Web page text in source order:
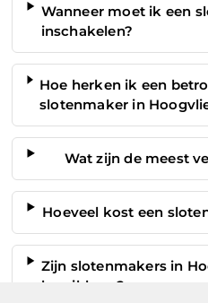
Wanneer moet ik een
inschakelen?
Hoe herken ik een
slotenmaker in
Wat zijn de meest
Hoeveel kost een
Zijn slotenmakers in
bereikbaar?